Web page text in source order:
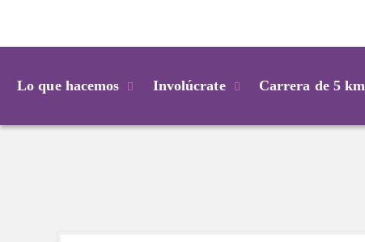
Lo que hacemos Involúcrate Carrera de 5 km